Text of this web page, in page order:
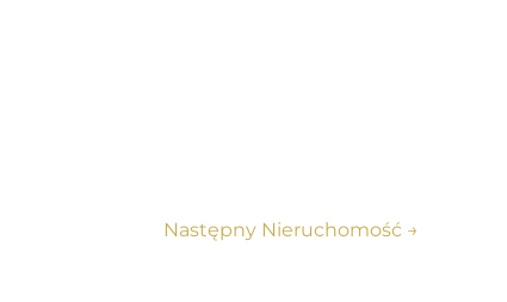
Następny Nieruchomość →